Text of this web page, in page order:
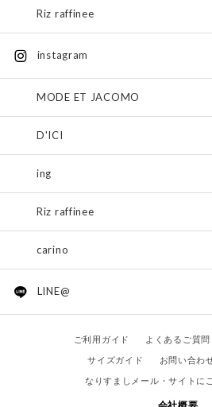
Riz raffinee
instagram
MODE ET JACOMO
D'ICI
ing
Riz raffinee
carino
LINE@
ご利用ガイド よくあるご質問
サイズガイド
お問い合わ
なりすましメール・サイトに